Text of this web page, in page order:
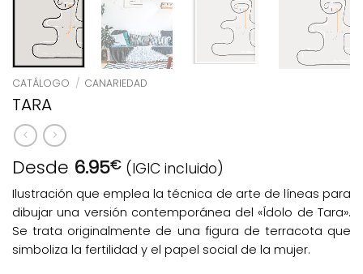
CATÁLOGO / CANARIEDAD
TARA
Desde 6.95€ (IGIC incluido)
Ilustración que emplea la técnica de arte de líneas para
dibujar una versión contemporánea del «Ídolo de Tara».
Se trata originalmente de una figura de terracota que
simboliza la fertilidad y el papel social de la mujer.